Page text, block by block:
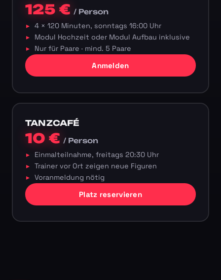
125 €/ Person
4 × 120 Minuten, sonntags 16:00 Uhr
Modul Hochzeit oder Modul Aufbau inklusive
Nur für Paare · mind. 5 Paare
Anmelden
TANZCAFÉ
10 €/ Person
Einmalteilnahme, freitags 20:30 Uhr
Trainer vor Ort zeigen neue Figuren
Voranmeldung nötig
Platz reservieren